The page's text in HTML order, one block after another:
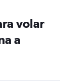
volar
a